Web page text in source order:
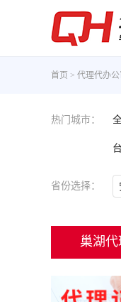
首页 > 代理代办公
热门城市：
省份选择：
巢湖代